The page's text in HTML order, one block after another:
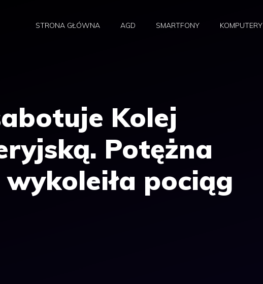
STRONA GŁÓWNA AGD SMARTFONY KOMPUTERY
Kolej
Potężna
pociąg